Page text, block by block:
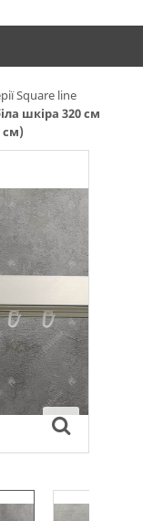
Square line
шкіра 320 см
см)